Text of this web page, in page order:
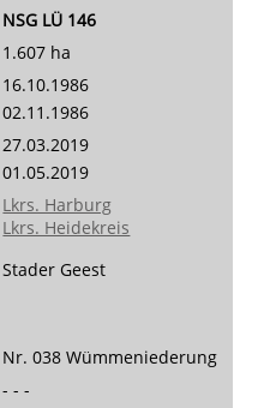
NSG LÜ 146
1.607 ha
16.10.1986
02.11.1986
27.03.2019
01.05.2019
Lkrs. Harburg
Lkrs. Heidekreis
Stader Geest
Nr. 038 Wümmeniederung
- - -